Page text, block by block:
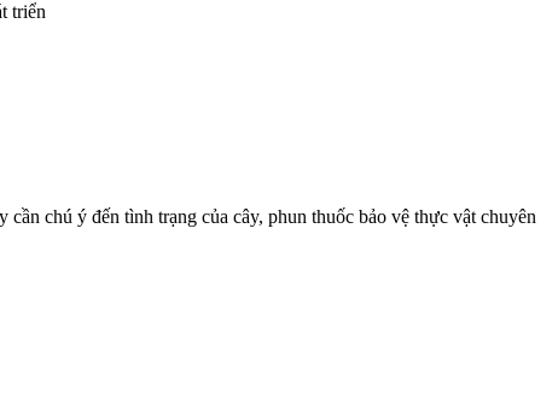
triển
chú ý đến tình trạng của cây, phun thuốc bảo vệ thực vật chuyên